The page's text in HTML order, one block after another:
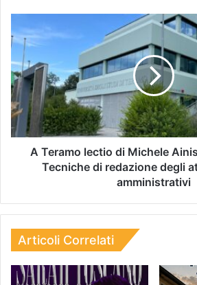
A Teramo lectio di Michele
Tecniche di redazione degli
amministrativi
Articoli Correlati